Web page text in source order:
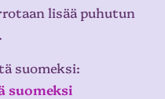
lisää puhutun
suomeksi:
suomeksi